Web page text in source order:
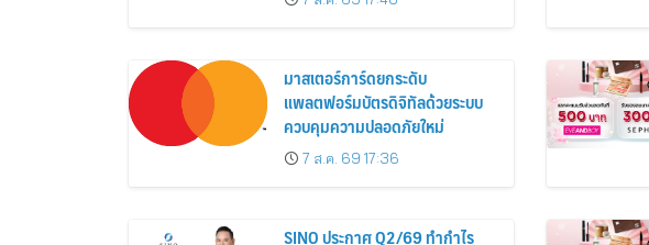
ส่วนลดและสิทธิพิเศษถึง 31
มาสเตอร์การ์ดยกระดับ
แพลตฟอร์มบัตรดิจิทัลด้วยระบบ
ควบคุมความปลอดภัยใหม่
7 ส.ค. 69 17:36
SINO ประกาศ Q2/69 ทำกำไร